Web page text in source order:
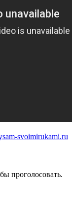
svoimirukami.ru
проголосовать.